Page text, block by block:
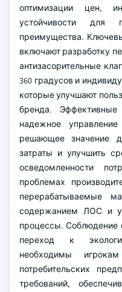
оптимизации цен,
устойчивости для
преимущества.
включают разработку
антизасорительные
360 градусов и
которые улучшают
бренда.
надежное
решающее значение
затраты и улучшить
осведомленности
проблемах
перерабатываемые
содержанием ЛОС и
процессы. Соблюдение
переход к
необходимы
потребительских
требований,